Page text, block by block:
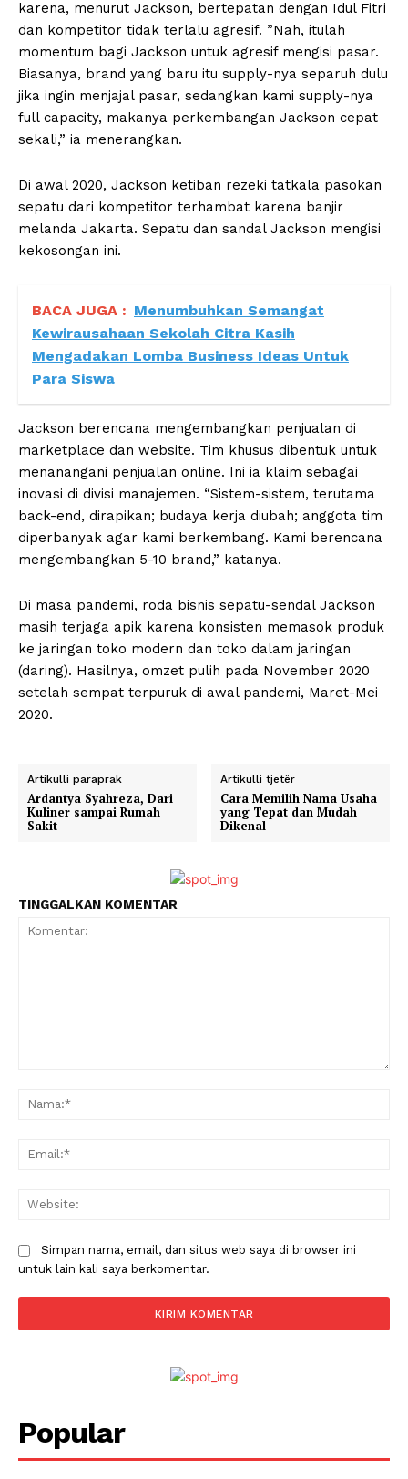
karena, menurut Jackson, bertepatan dengan Idul Fitri
dan kompetitor tidak terlalu agresif. ”Nah, itulah
momentum bagi Jackson untuk agresif mengisi pasar.
Biasanya, brand yang baru itu supply-nya separuh dulu
jika ingin menjajal pasar, sedangkan kami supply-nya
full capacity, makanya perkembangan Jackson cepat
sekali,” ia menerangkan.
Di awal 2020, Jackson ketiban rezeki tatkala pasokan
sepatu dari kompetitor terhambat karena banjir
melanda Jakarta. Sepatu dan sandal Jackson mengisi
kekosongan ini.
BACA JUGA : Menumbuhkan Semangat
Kewirausahaan Sekolah Citra Kasih
Mengadakan Lomba Business Ideas Untuk
Para Siswa
Jackson berencana mengembangkan penjualan di
marketplace dan website. Tim khusus dibentuk untuk
menanangani penjualan online. Ini ia klaim sebagai
inovasi di divisi manajemen. “Sistem-sistem, terutama
back-end, dirapikan; budaya kerja diubah; anggota tim
diperbanyak agar kami berkembang. Kami berencana
mengembangkan 5-10 brand,” katanya.
Di masa pandemi, roda bisnis sepatu-sendal Jackson
masih terjaga apik karena konsisten memasok produk
ke jaringan toko modern dan toko dalam jaringan
(daring). Hasilnya, omzet pulih pada November 2020
setelah sempat terpuruk di awal pandemi, Maret-Mei
2020.
Artikulli paraprak
Ardantya Syahreza, Dari
Kuliner sampai Rumah
Sakit
Artikulli tjetër
Cara Memilih Nama Usaha
yang Tepat dan Mudah
Dikenal
TINGGALKAN KOMENTAR
Simpan nama, email, dan situs web saya di browser ini
untuk lain kali saya berkomentar.
Popular